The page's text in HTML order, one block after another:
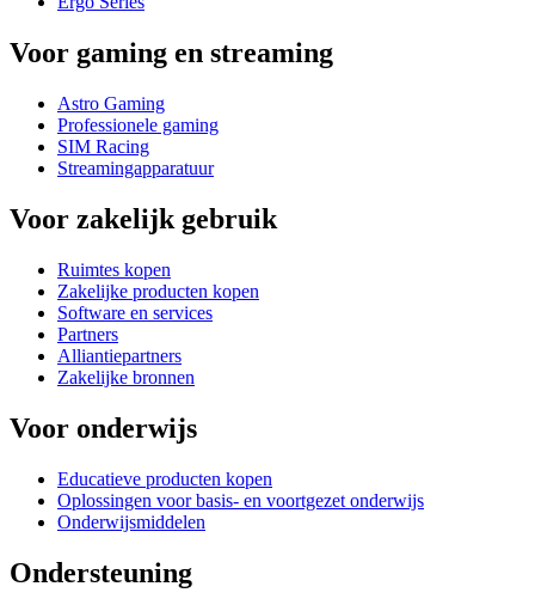
Voor gaming en streaming
Astro Gaming
Professionele gaming
SIM Racing
Streamingapparatuur
Voor zakelijk gebruik
Ruimtes kopen
Zakelijke producten kopen
Software en services
Partners
Alliantiepartners
Zakelijke bronnen
Voor onderwijs
Educatieve producten kopen
Oplossingen voor basis- en voortgezet onderwijs
Onderwijsmiddelen
Ondersteuning